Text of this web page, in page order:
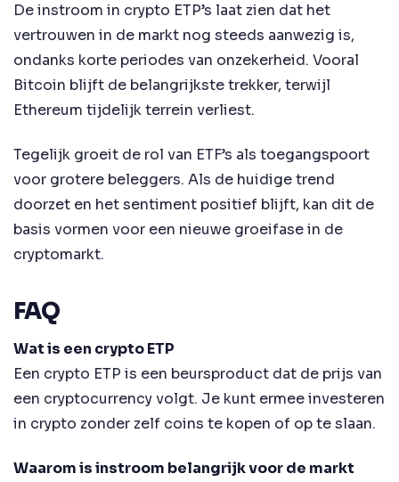
De instroom in crypto ETP’s laat zien dat het
vertrouwen in de markt nog steeds aanwezig is,
ondanks korte periodes van onzekerheid. Vooral
Bitcoin blijft de belangrijkste trekker, terwijl
Ethereum tijdelijk terrein verliest.
Tegelijk groeit de rol van ETF’s als toegangspoort
voor grotere beleggers. Als de huidige trend
doorzet en het sentiment positief blijft, kan dit de
basis vormen voor een nieuwe groeifase in de
cryptomarkt.
FAQ
Wat is een crypto ETP
Een crypto ETP is een beursproduct dat de prijs van
een cryptocurrency volgt. Je kunt ermee investeren
in crypto zonder zelf coins te kopen of op te slaan.
Waarom is instroom belangrijk voor de markt